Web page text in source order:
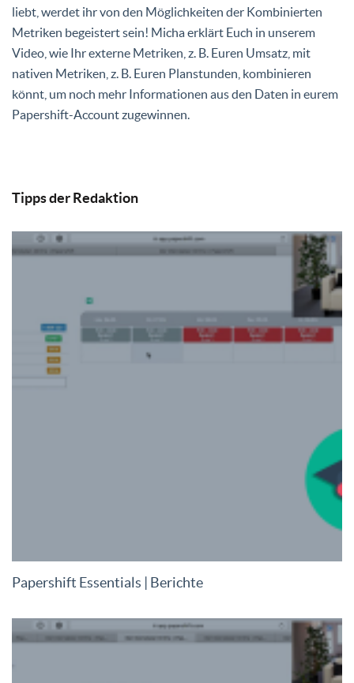
liebt, werdet ihr von den Möglichkeiten der Kombinierten
Metriken begeistert sein! Micha erklärt Euch in unserem
Video, wie Ihr externe Metriken, z. B. Euren Umsatz, mit
nativen Metriken, z. B. Euren Planstunden, kombinieren
könnt, um noch mehr Informationen aus den Daten in eurem
Papershift-Account zugewinnen.
Tipps der Redaktion
Papershift Essentials | Berichte